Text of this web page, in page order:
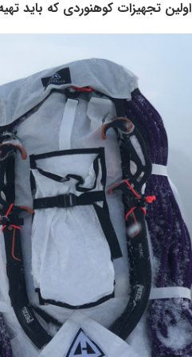
تجهیزات کوهنوردی که باید